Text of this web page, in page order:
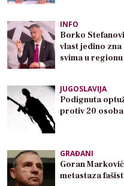
INFO
Borko
vlast jedino zna
svima u regionu
JUGOSLAVIJA
Podignuta
protiv 20
GRAĐANI
Goran
metastaza